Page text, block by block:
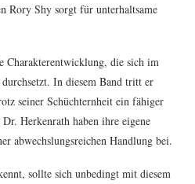
Rory Shy sorgt für unterhaltsame
Charakterentwicklung, die sich im
In diesem Band tritt er
seiner Schüchternheit ein fähiger
Herkenrath haben ihre eigene
abwechslungsreichen Handlung bei.
sollte sich unbedingt mit diesem